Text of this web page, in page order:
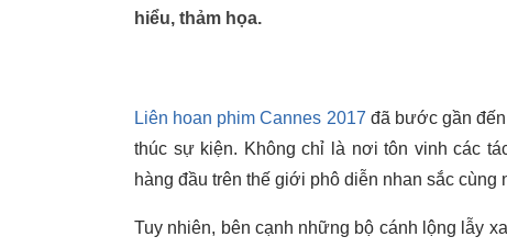
hiểu, thảm họa.
Liên hoan phim Cannes 2017 đã bước gần
thúc sự kiện. Không chỉ là nơi tôn vinh các
hàng đầu trên thế giới phô diễn nhan sắc cùng
Tuy nhiên, bên cạnh những bộ cánh lộng lẫy